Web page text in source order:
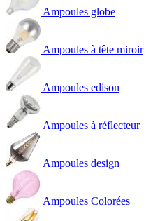
Ampoules globe
Ampoules à tête miroir
Ampoules edison
Ampoules à réflecteur
Ampoules design
Ampoules Colorées